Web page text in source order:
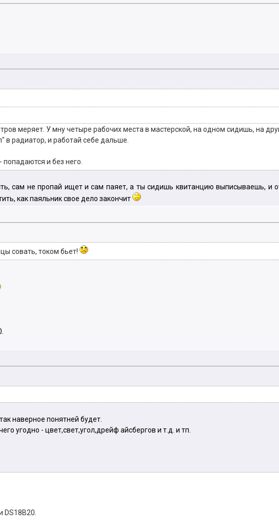
меряет. У мну четыре рабочих места в мастерской, на одном сидишь, на
в радиатор, и работай себе дальше.
и без него.
сам не пропай ищет и сам паяет, а ты сидишь квитанцию выписываешь, и
как паяльник свое дело закончит
совать, током бьет!
наверное понятней будет.
угодно - цвет,свет,угол,дрейф айсбергов и т.д. и тп.
DS18B20.